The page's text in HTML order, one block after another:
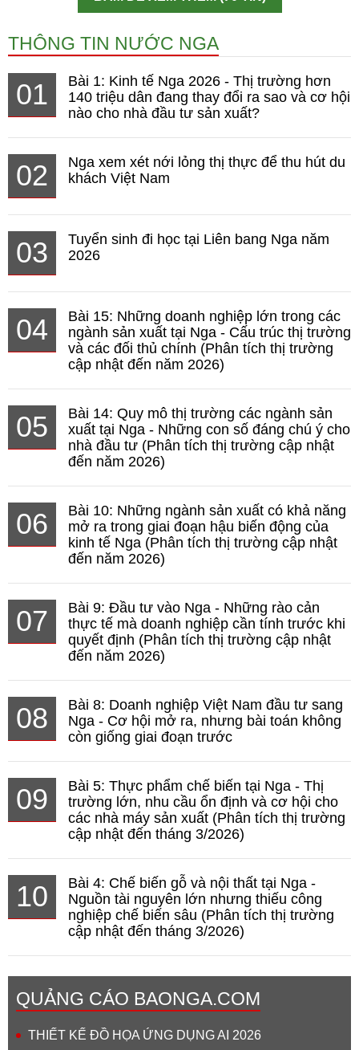
THÔNG TIN NƯỚC NGA
01
Bài 1: Kinh tế Nga 2026 - Thị trường hơn
140 triệu dân đang thay đổi ra sao và cơ hội
nào cho nhà đầu tư sản xuất?
02
Nga xem xét nới lỏng thị thực để thu hút du
khách Việt Nam
03
Tuyển sinh đi học tại Liên bang Nga năm
2026
04
Bài 15: Những doanh nghiệp lớn trong các
ngành sản xuất tại Nga - Cấu trúc thị trường
và các đối thủ chính (Phân tích thị trường
cập nhật đến năm 2026)
05
Bài 14: Quy mô thị trường các ngành sản
xuất tại Nga - Những con số đáng chú ý cho
nhà đầu tư (Phân tích thị trường cập nhật
đến năm 2026)
06
Bài 10: Những ngành sản xuất có khả năng
mở ra trong giai đoạn hậu biến động của
kinh tế Nga (Phân tích thị trường cập nhật
đến năm 2026)
07
Bài 9: Đầu tư vào Nga - Những rào cản
thực tế mà doanh nghiệp cần tính trước khi
quyết định (Phân tích thị trường cập nhật
đến năm 2026)
08
Bài 8: Doanh nghiệp Việt Nam đầu tư sang
Nga - Cơ hội mở ra, nhưng bài toán không
còn giống giai đoạn trước
09
Bài 5: Thực phẩm chế biến tại Nga - Thị
trường lớn, nhu cầu ổn định và cơ hội cho
các nhà máy sản xuất (Phân tích thị trường
cập nhật đến tháng 3/2026)
10
Bài 4: Chế biến gỗ và nội thất tại Nga -
Nguồn tài nguyên lớn nhưng thiếu công
nghiệp chế biến sâu (Phân tích thị trường
cập nhật đến tháng 3/2026)
QUẢNG CÁO BAONGA.COM
THIẾT KẾ ĐỒ HỌA ỨNG DỤNG AI 2026